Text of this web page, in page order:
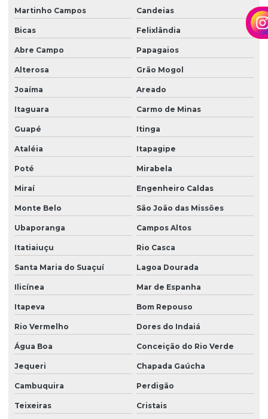
Martinho Campos Candeias
Bicas Felixlândia
Abre Campo Papagaios
Alterosa Grão Mogol
Joaíma Areado
Itaguara Carmo de Minas
Guapé Itinga
Ataléia Itapagipe
Poté Mirabela
Miraí Engenheiro Caldas
Monte Belo São João das Missões
Ubaporanga Campos Altos
Itatiaiuçu Rio Casca
Santa Maria do Suaçuí Lagoa Dourada
Ilicínea Mar de Espanha
Itapeva Bom Repouso
Rio Vermelho Dores do Indaiá
Água Boa Conceição do Rio Verde
Jequeri Chapada Gaúcha
Cambuquira Perdigão
Teixeiras Cristais